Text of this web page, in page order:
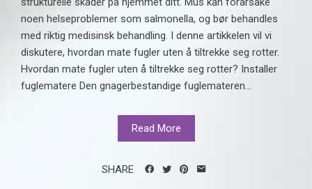
noen helseproblemer som salmonella, og bør behandles
med riktig medisinsk behandling. I denne artikkelen vil vi
diskutere, hvordan mate fugler uten å tiltrekke seg rotter.
Hvordan mate fugler uten å tiltrekke seg rotter? Installer
fuglematere Den gnagerbestandige fuglemateren...
Read More
SHARE